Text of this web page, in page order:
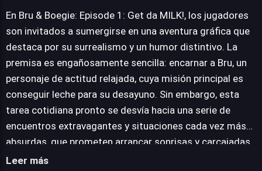
JUEGALO AHORA
En Bru & Boegie: Episode 1: Get da MILK!, los jugadores
son invitados a sumergirse en una aventura gráfica que
destaca por su surrealismo y un humor distintivo. La
premisa es engañosamente sencilla: encarnar a Bru, un
personaje de actitud relajada, cuya misión principal es
conseguir leche para su desayuno. Sin embargo, esta
tarea cotidiana pronto se desvía hacia una serie de
encuentros extravagantes y situaciones cada vez más
absurdas, que prometen arrancar sonrisas y carcajadas.
Visualmente, el título sobresale gracias a su estilo
Leer más